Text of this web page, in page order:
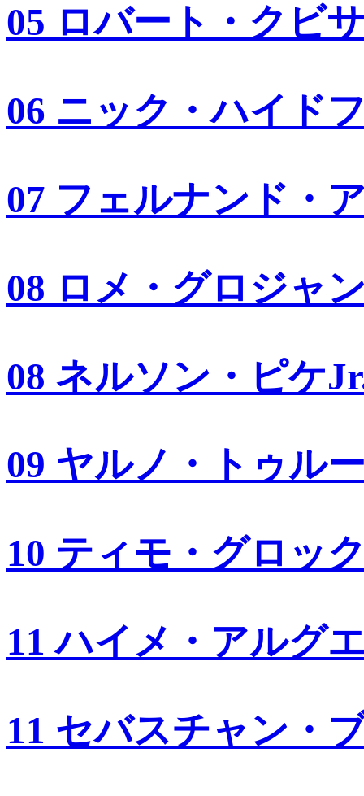
05 ロバート・クビ
06 ニック・ハイド
07 フェルナンド・
08 ロメ・グロジャ
08 ネルソン・ピケ
09 ヤルノ・トゥル
10 ティモ・グロッ
11 ハイメ・アルグ
11 セバスチャン・